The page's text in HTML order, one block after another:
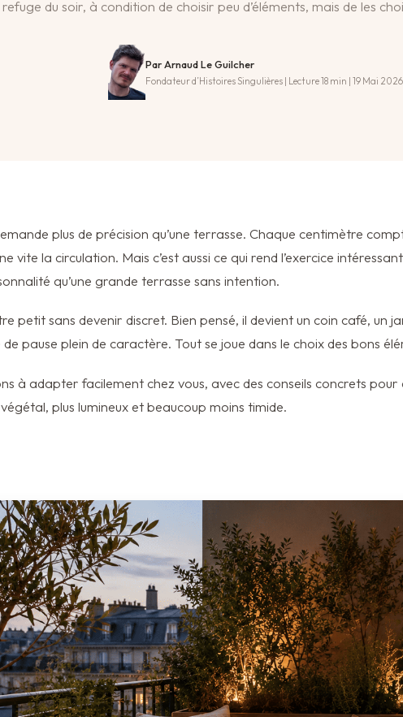
refuge du soir, à condition de choisir peu d’éléments, mais de les
Par Arnaud Le Guilcher
Fondateur d’Histoires Singulières | Lecture 18 min | 19 Mai 2026
plus de précision qu’une terrasse. Chaque centimètre
vite la circulation. Mais c’est aussi ce qui rend l’exercice
qu’une grande terrasse sans intention.
petit sans devenir discret. Bien pensé, il devient un coin café, un
pause plein de caractère. Tout se joue dans le choix des bons
à adapter facilement chez vous, avec des conseils concrets
plus lumineux et beaucoup moins timide.